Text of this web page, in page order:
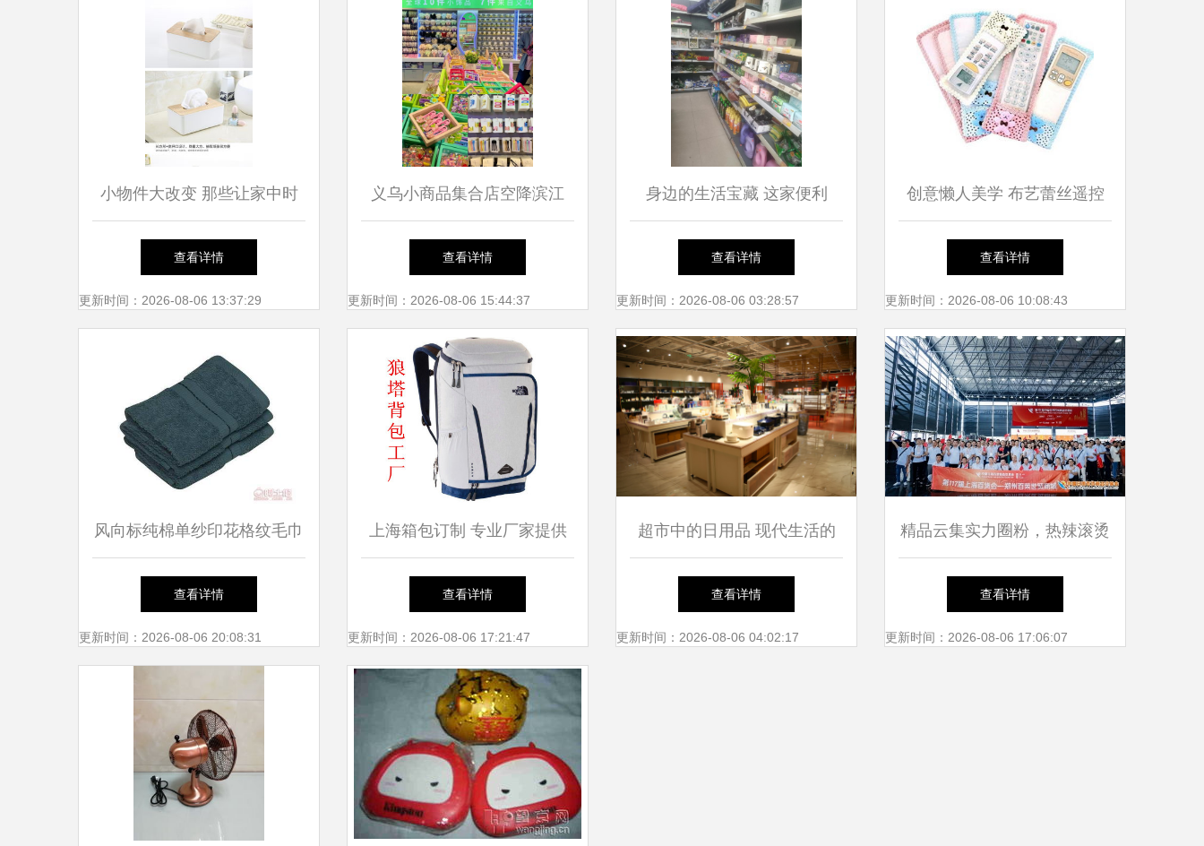
小物件大改变 那些让家中时
光更美好的创意百货
查看详情
更新时间：2026-08-06 13:37:29
义乌小商品集合店空降滨江
道！日用百货新体验引爆热潮
查看详情
更新时间：2026-08-06 15:44:37
身边的生活宝藏 这家便利
店，一站搞定你的所有日常所
需
查看详情
更新时间：2026-08-06 03:28:57
创意懒人美学 布艺蕾丝遥控
器套，点亮家居日用百货的温
馨日常
查看详情
更新时间：2026-08-06 10:08:43
风向标纯棉单纱印花格纹毛巾
超强吸水，柔软舒适的家居日
用好物
查看详情
更新时间：2026-08-06 20:08:31
上海箱包订制 专业厂家提供
书包来样定制服务
查看详情
更新时间：2026-08-06 17:21:47
超市中的日用品 现代生活的
便利与智慧
查看详情
更新时间：2026-08-06 04:02:17
精品云集实力圈粉，热辣滚烫
燃爆全场——第117届中国日
用百货商品交易会完美收官
查看详情
更新时间：2026-08-06 17:06:07